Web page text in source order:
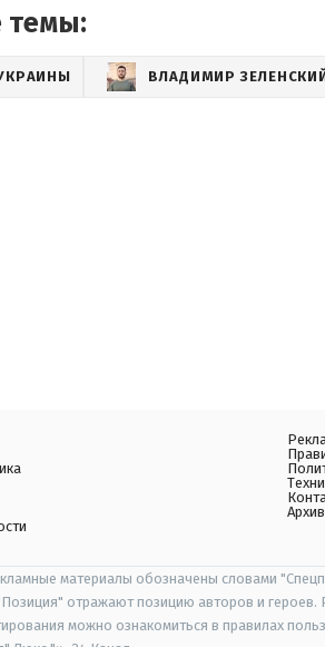
темы:
ВЛАДИМИР
Архив
материалы обозначены словами
отражают позицию авторов и
можно ознакомиться в правилах